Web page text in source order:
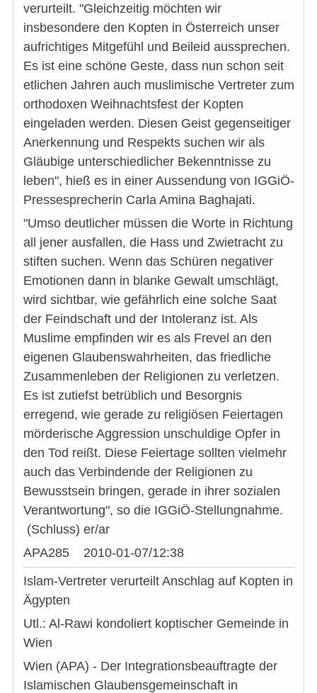
verurteilt. "Gleichzeitig möchten wir
insbesondere den Kopten in Österreich unser
aufrichtiges Mitgefühl und Beileid aussprechen.
Es ist eine schöne Geste, dass nun schon seit
etlichen Jahren auch muslimische Vertreter zum
orthodoxen Weihnachtsfest der Kopten
eingeladen werden. Diesen Geist gegenseitiger
Anerkennung und Respekts suchen wir als
Gläubige unterschiedlicher Bekenntnisse zu
leben", hieß es in einer Aussendung von IGGiÖ-
Pressesprecherin Carla Amina Baghajati.
"Umso deutlicher müssen die Worte in Richtung
all jener ausfallen, die Hass und Zwietracht zu
stiften suchen. Wenn das Schüren negativer
Emotionen dann in blanke Gewalt umschlägt,
wird sichtbar, wie gefährlich eine solche Saat
der Feindschaft und der Intoleranz ist. Als
Muslime empfinden wir es als Frevel an den
eigenen Glaubenswahrheiten, das friedliche
Zusammenleben der Religionen zu verletzen.
Es ist zutiefst betrüblich und Besorgnis
erregend, wie gerade zu religiösen Feiertagen
mörderische Aggression unschuldige Opfer in
den Tod reißt. Diese Feiertage sollten vielmehr
auch das Verbindende der Religionen zu
Bewusstsein bringen, gerade in ihrer sozialen
Verantwortung", so die IGGiÖ-Stellungnahme.
(Schluss) er/ar
APA285 2010-01-07/12:38
Islam-Vertreter verurteilt Anschlag auf Kopten in
Ägypten
Utl.: Al-Rawi kondoliert koptischer Gemeinde in
Wien
Wien (APA) - Der Integrationsbeauftragte der
Islamischen Glaubensgemeinschaft in